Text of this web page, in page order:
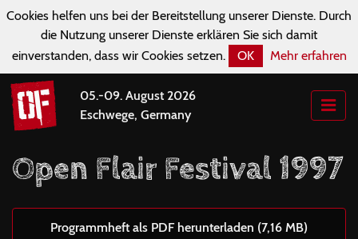
Cookies helfen uns bei der Bereitstellung unserer Dienste. Durch
die Nutzung unserer Dienste erklären Sie sich damit
einverstanden, dass wir Cookies setzen.
OK Mehr erfahren
05.-09. August 2026
Eschwege, Germany
Open Flair Festival 1997
Programmheft als PDF herunterladen (7,16 MB)